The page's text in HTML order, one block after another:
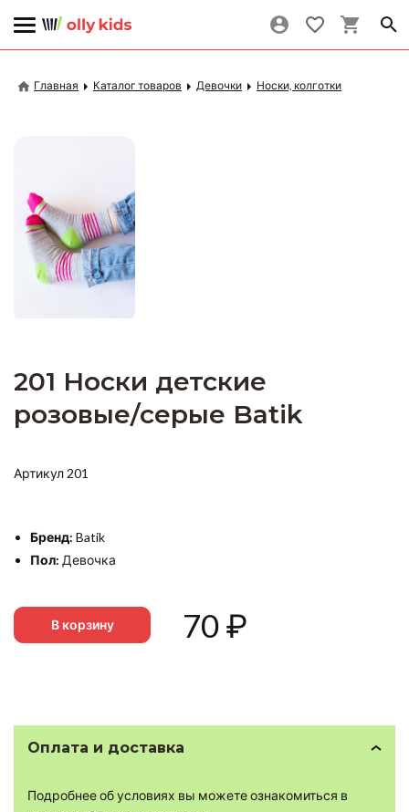
Главная Каталог товаров Девочки Носки, колготки
201 Носки детские
розовые/серые Batik
Артикул 201
Бренд: Batik
Пол: Девочка
В корзину 70₽
Оплата и доставка
Подробнее об условиях вы можете ознакомиться в